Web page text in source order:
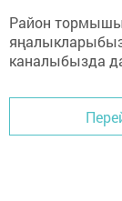
Район
каналыбызда